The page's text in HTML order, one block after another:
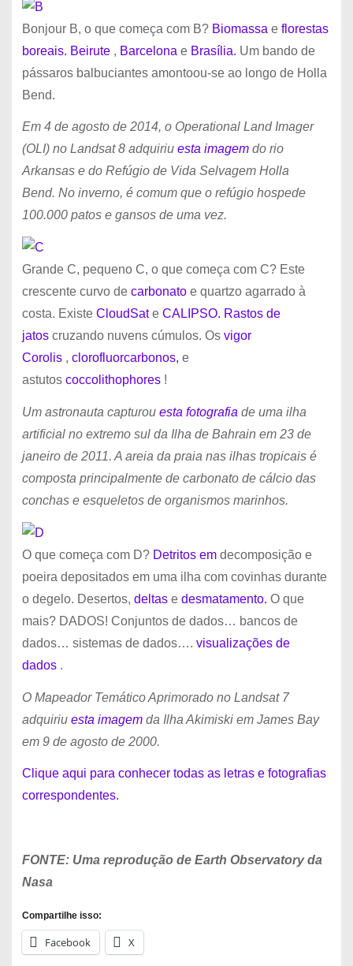
Bonjour B, o que começa com B? Biomassa e florestas
boreais. Beirute, Barcelona e Brasília. Um bando de
pássaros balbuciantes amontoou-se ao longo de Holla
Bend.
Em 4 de agosto de 2014, o Operational Land Imager
(OLI) no Landsat 8 adquiriu esta imagemdo rio
Arkansas e do Refúgio de Vida Selvagem Holla
Bend. No inverno, é comum que o refúgio hospede
100.000 patos e gansos de uma vez.
Grande C, pequeno C, o que começa com C? Este
crescente curvo de carbonatoe quartzo agarrado à
costa. Existe CloudSate CALIPSO. Rastos de
jatoscruzando nuvens cúmulos. Os vigor
Corolis, clorofluorcarbonos, e
astutos coccolithophores!
Um astronauta capturou esta fotografia de uma ilha
artificial no extremo sul da Ilha de Bahrain em 23 de
janeiro de 2011. A areia da praia nas ilhas tropicais é
composta principalmente de carbonato de cálcio das
conchas e esqueletos de organismos marinhos.
O que começa com D? Detritos emdecomposição e
poeira depositados em uma ilha com covinhas durante
o degelo. Desertos, deltase desmatamento. O que
mais? DADOS! Conjuntos de dados… bancos de
dados… sistemas de dados…. visualizações de
dados.
O Mapeador Temático Aprimorado no Landsat 7
adquiriu esta imagemda Ilha Akimiski em James Bay
em 9 de agosto de 2000.
Clique aqui para conhecer todas as letras e fotografias
correspondentes.
FONTE: Uma reprodução de Earth Observatory da
Nasa
Compartilhe isso:
Facebook X